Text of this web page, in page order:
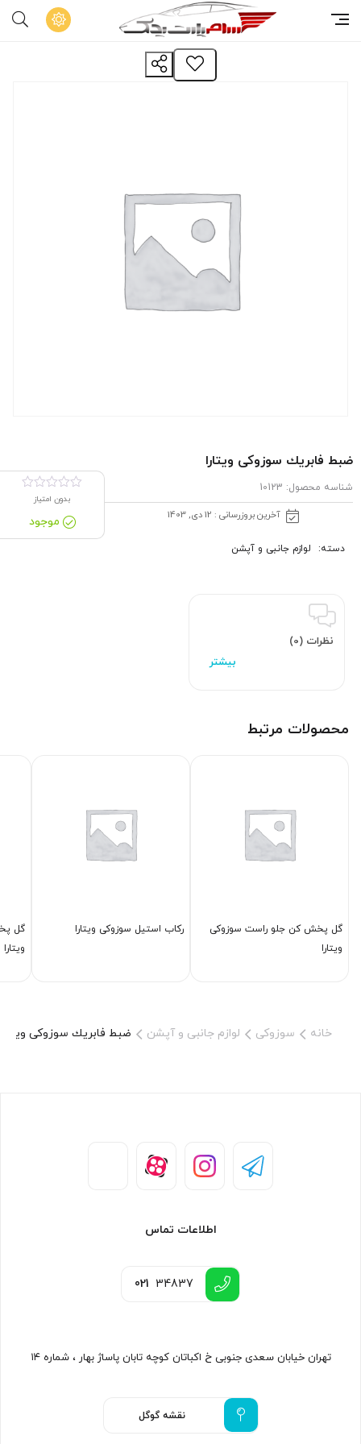
ضبط فابریك سوزوکی ویتارا
شناسه محصول: 10123
آخرین بروزرسانی : 12 دی, 1403
بدون امتیاز
موجود
دسته: لوازم جانبی و آپشن
نظرات (0)
محصولات مرتبط
گل پخش كن جلو راست سوزوکی
ویتارا
ركاب استیل سوزوکی ویتارا
گل
ویتارا
خانه سوزوکی لوازم جانبی و آپشن ضبط فابریك سوزوکی ویتارا
اطلاعات تماس
021 34837
تهران خیابان سعدی جنوبی خ اکباتان کوچه تابان پاساژ بهار ، شماره ۱۴
نقشه گوگل